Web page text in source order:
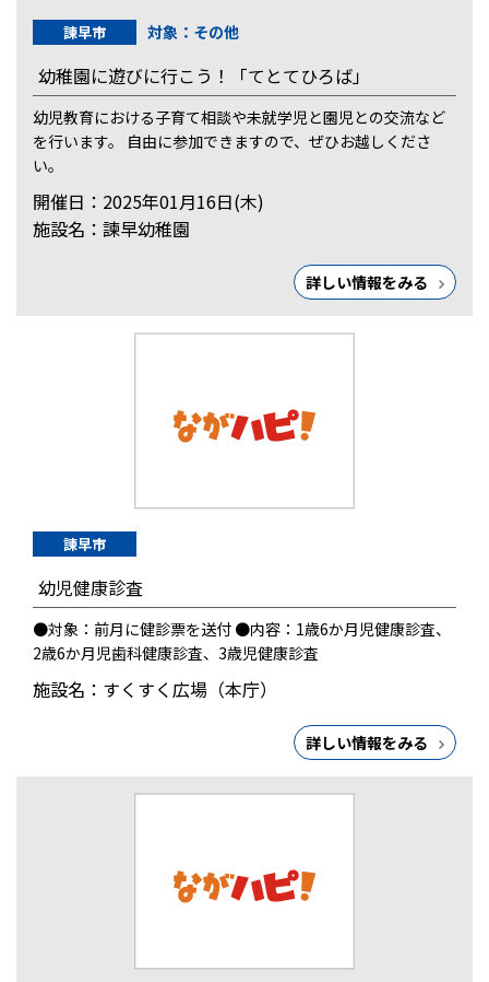
諫早市 対象：その他
幼稚園に遊びに行こう！「てとてひろば」
幼児教育における子育て相談や未就学児と園児との交流など
を行います。 自由に参加できますので、ぜひお越しくださ
い。
開催日：2025年01月16日(木)
施設名：諫早幼稚園
詳しい情報をみる
諫早市
幼児健康診査
●対象：前月に健診票を送付 ●内容：1歳6か月児健康診査、
2歳6か月児歯科健康診査、3歳児健康診査
施設名：すくすく広場（本庁）
詳しい情報をみる